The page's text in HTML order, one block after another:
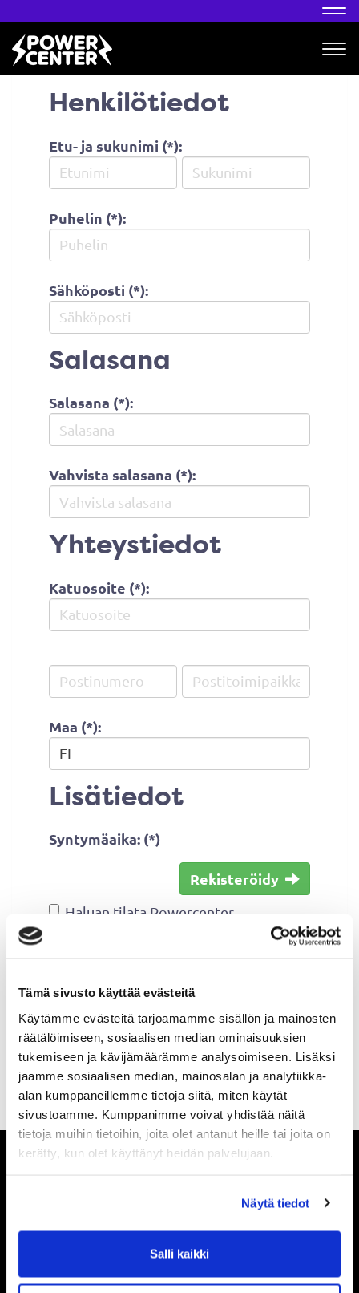
Tämä sivusto käyttää evästeitä
Käytämme evästeitä tarjoamamme sisällön ja mainosten
räätälöimiseen, sosiaalisen median ominaisuuksien
tukemiseen ja kävijämäärämme analysoimiseen. Lisäksi
jaamme sosiaalisen median, mainosalan ja analytiikka-
alan kumppaneillemme tietoja siitä, miten käytät
sivustoamme. Kumppanimme voivat yhdistää näitä
tietoja muihin tietoihin, joita olet antanut heille tai joita on
kerätty, kun olet käyttänyt heidän palvelujaan.
Näytä tiedot
Salli kaikki
Henkilötiedot
Etu- ja sukunimi (*):
Puhelin (*):
Sähköposti (*):
Salasana
Salasana (*):
Vahvista salasana (*):
Yhteystiedot
Katuosoite (*):
Maa (*):
Lisätiedot
Syntymäaika: (*)
Rekisteröidy
Haluan tilata Powercenter
(*) Tieto on pakollinen